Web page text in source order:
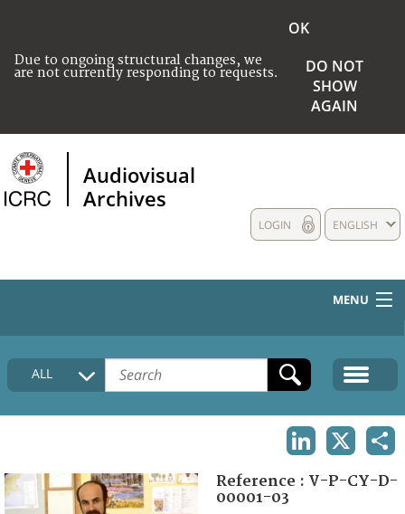
Due to ongoing structural changes, we
are not currently responding to requests.
OK
DO NOT
SHOW
AGAIN
Audiovisual
Archives
ENGLISH
LOGIN
MENU
HOME
COLLECTIONS DESCRIPTION
FAQ
ALL
Reference : V-P-CY-D-
00001-03